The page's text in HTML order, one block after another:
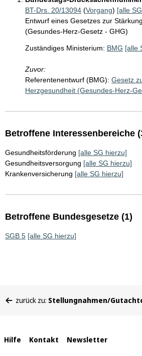
BT-Drs. 20/13094 (Vorgang) [alle
Entwurf eines Gesetzes zur
(Gesundes-Herz-Gesetz - GHG)
Zuständiges Ministerium: BMG [alle
Zuvor:
Referentenentwurf (BMG): Gesetz
Herzgesundheit (Gesundes-Herz-
Betroffene Interessenbereiche
Gesundheitsförderung [alle SG hierzu]
Gesundheitsversorgung [alle SG hierzu]
Krankenversicherung [alle SG hierzu]
Betroffene Bundesgesetze (1)
SGB 5 [alle SG hierzu]
befinden
zurück zu: Stellungnahmen/
Interne
Hilfe Kontakt Newsletter